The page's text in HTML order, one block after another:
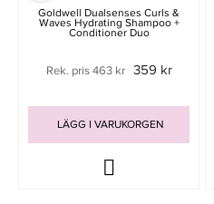
Goldwell Dualsenses Curls &
Waves Hydrating Shampoo +
Conditioner Duo
Rek. pris 463 kr 359 kr
LÄGG I VARUKORGEN